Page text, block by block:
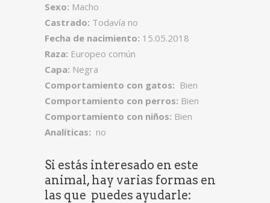
Sexo: Macho
Castrado: Todavía no
Fecha de nacimiento: 15.05.2018
Raza: Europeo común
Capa: Negra
Comportamiento con gatos: Bien
Comportamiento con perros: Bien
Comportamiento con niños: Bien
Analíticas: no
Si estás interesado en este
animal, hay varias formas en
las que puedes ayudarle: